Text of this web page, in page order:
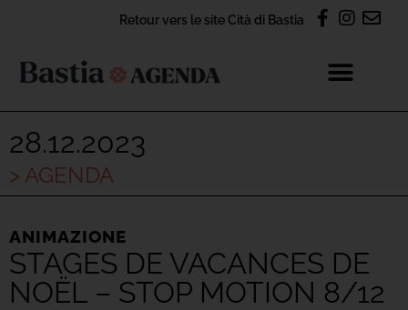
Retour vers le site Cità di Bastia
28.12.2023
> AGENDA
ANIMAZIONE
STAGES DE VACANCES DE
NOËL – STOP MOTION 8/12